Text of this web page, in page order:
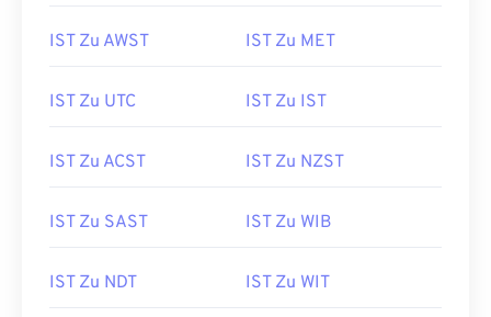
IST Zu AWST IST Zu MET
IST Zu UTC IST Zu IST
IST Zu ACST IST Zu NZST
IST Zu SAST IST Zu WIB
IST Zu NDT IST Zu WIT